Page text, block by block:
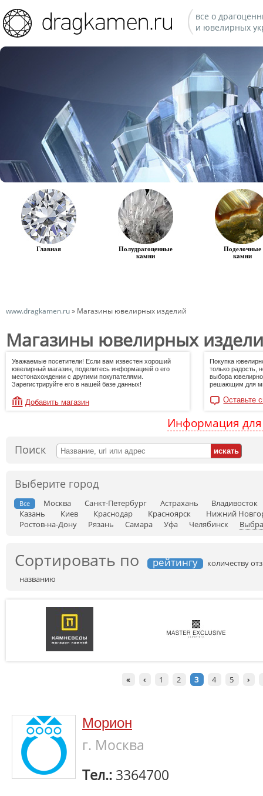
все о
и ювелирных
Главная
Полудрагоценные
камни
Поделочные
камни
www.dragkamen.ru» Магазины ювелирных изделий
Магазины ювелирных
Уважаемые посетители! Если вам известен хороший
ювелирный магазин, поделитесь информацией о его
местонахождении с другими покупателями.
Зарегистрируйте его в нашей базе данных!
Добавить магазин
Покупка
только радость,
выбора
решающим для
Оставьте
Информация
Поиск
Выберите город
Все Москва Санкт-Петербург Астрахань
Владивосток
Казань
Киев Краснодар Красноярск
Нижний
Ростов-на-Дону
Рязань Самара Уфа Челябинск
Сортировать по рейтингу
количеству
названию
« ‹ 1 2 3 4 5 ›
Морион
г. Москва
Тел.: 3364700